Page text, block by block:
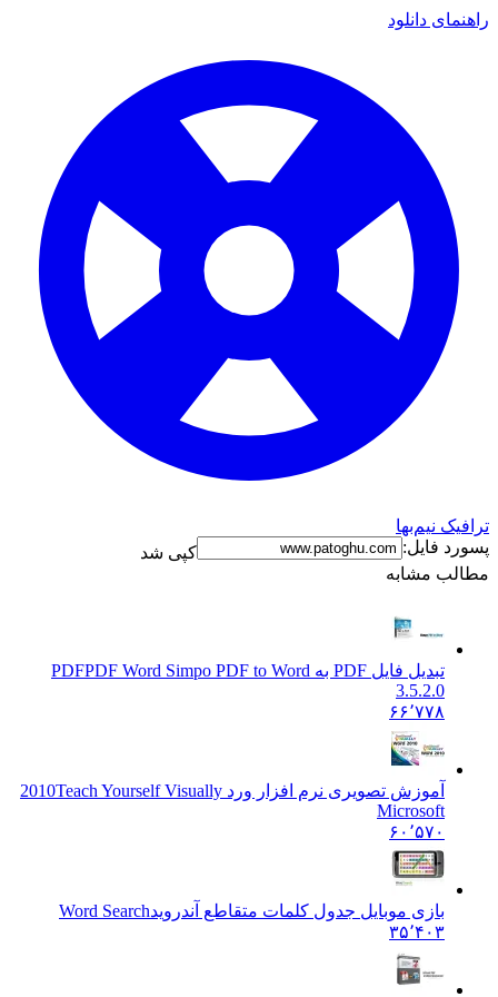
دانلود
نیم‌بها
فایل:
کپی شد
مشابه
تبدیل فایل PDF به PDF
PDF Word Simpo PDF to Word
۶۶٬۷۷۸
آموزش تصویری نرم افزار ورد 2010 Teach Yourself Visually
Microsoft
۶۰٬۵۷۰
بازی موبایل جدول کلمات متقاطع آندروید Word Search
۳۵٬۴۰۳